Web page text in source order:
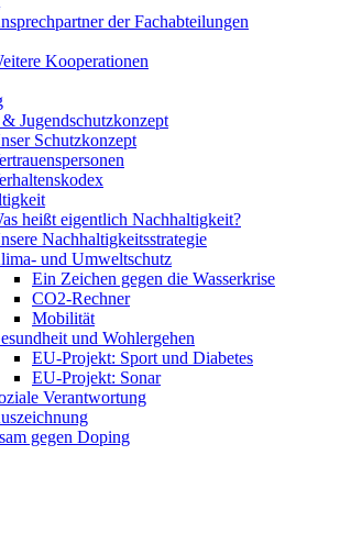
der Fachabteilungen
Kooperationen
Jugendschutzkonzept
Schutzkonzept
heißt eigentlich Nachhaltigkeit?
Nachhaltigkeitsstrategie
und Umweltschutz
Ein Zeichen gegen die Wasserkrise
CO2-Rechner
Mobilität
und Wohlergehen
EU-Projekt: Sport und Diabetes
EU-Projekt: Sonar
Verantwortung
gegen Doping